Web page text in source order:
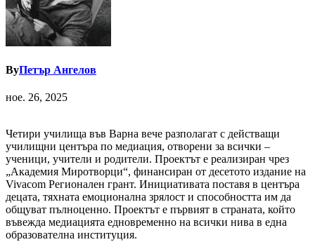
ByПетър Ангелов
ное. 26, 2025
Четири училища във Варна вече разполагат с действащи
училищни центъра по медиация, отворени за всички –
ученици, учители и родители. Проектът е реализиран чрез
„Академия Миротворци“, финансиран от десетото издание на
Vivacom Регионален грант. Инициативата поставя в центъра
децата, тяхната емоционална зрялост и способността им да
общуват пълноценно. Проектът е първият в страната, който
въвежда медиацията едновременно на всички нива в една
образователна институция.